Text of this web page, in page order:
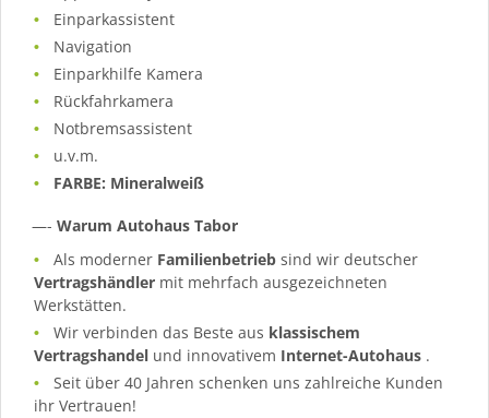
Einparkassistent
Navigation
Einparkhilfe Kamera
Rückfahrkamera
Notbremsassistent
u.v.m.
FARBE: Mineralweiß
—- Warum Autohaus Tabor
Als moderner Familienbetrieb sind wir deutscher
Vertragshändler mit mehrfach ausgezeichneten
Werkstätten.
Wir verbinden das Beste aus klassischem
Vertragshandel und innovativem Internet-Autohaus .
Seit über 40 Jahren schenken uns zahlreiche Kunden
ihr Vertrauen!